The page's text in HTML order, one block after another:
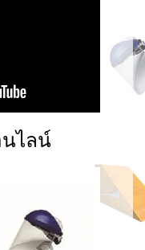
ไลน์